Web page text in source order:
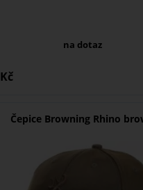
na dotaz
Kč
Čepice Browning Rhino